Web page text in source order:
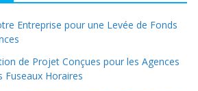
Entreprise pour une Levée de Fonds
de Projet Conçues pour les Agences
Fuseaux Horaires